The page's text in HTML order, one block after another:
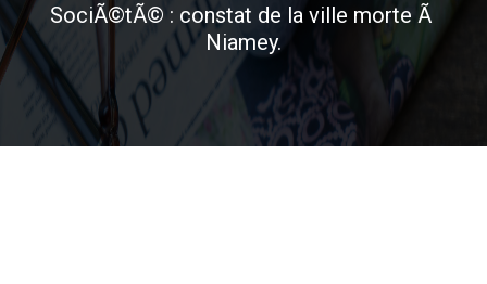
SociÃ©tÃ© : constat de la ville morte Ã
Niamey.